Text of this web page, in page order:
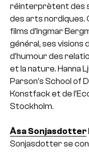
réinterprètent des
des arts nordiques.
films d’Ingmar
général, ses visions
d’humour des
et la nature. Hanna
Parson’s School of
Konstfack et de
Stockholm.
Åsa Sonjasdotter
Sonjasdotter se